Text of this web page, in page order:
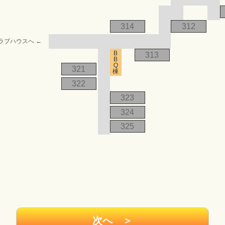
314
321
322
323
324
325
313
312
B
B
Q
棟
ブハウスへ ←